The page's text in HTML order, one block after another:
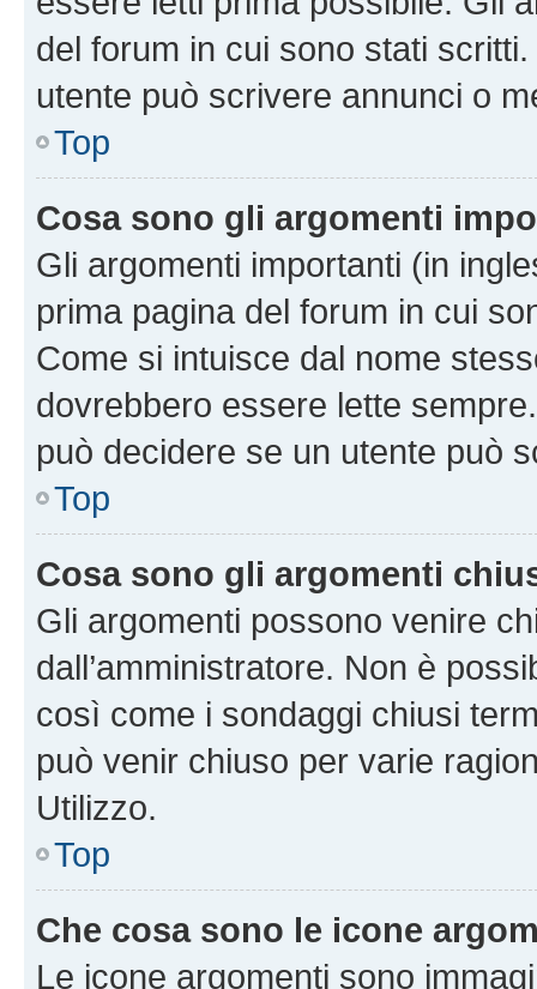
del forum in cui sono stati
utente può scrivere annunci o
Top
Cosa sono gli argomenti
Gli argomenti importanti (in
prima pagina del forum in cui
Come si intuisce dal nome
dovrebbero essere lette
può decidere se un utente può
Top
Cosa sono gli argomenti
Gli argomenti possono venire
dall’amministratore. Non è
così come i sondaggi chiusi
può venir chiuso per varie
Utilizzo.
Top
Che cosa sono le icone
Le icone argomenti sono